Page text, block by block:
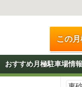
この
おすすめ月極駐車場情報